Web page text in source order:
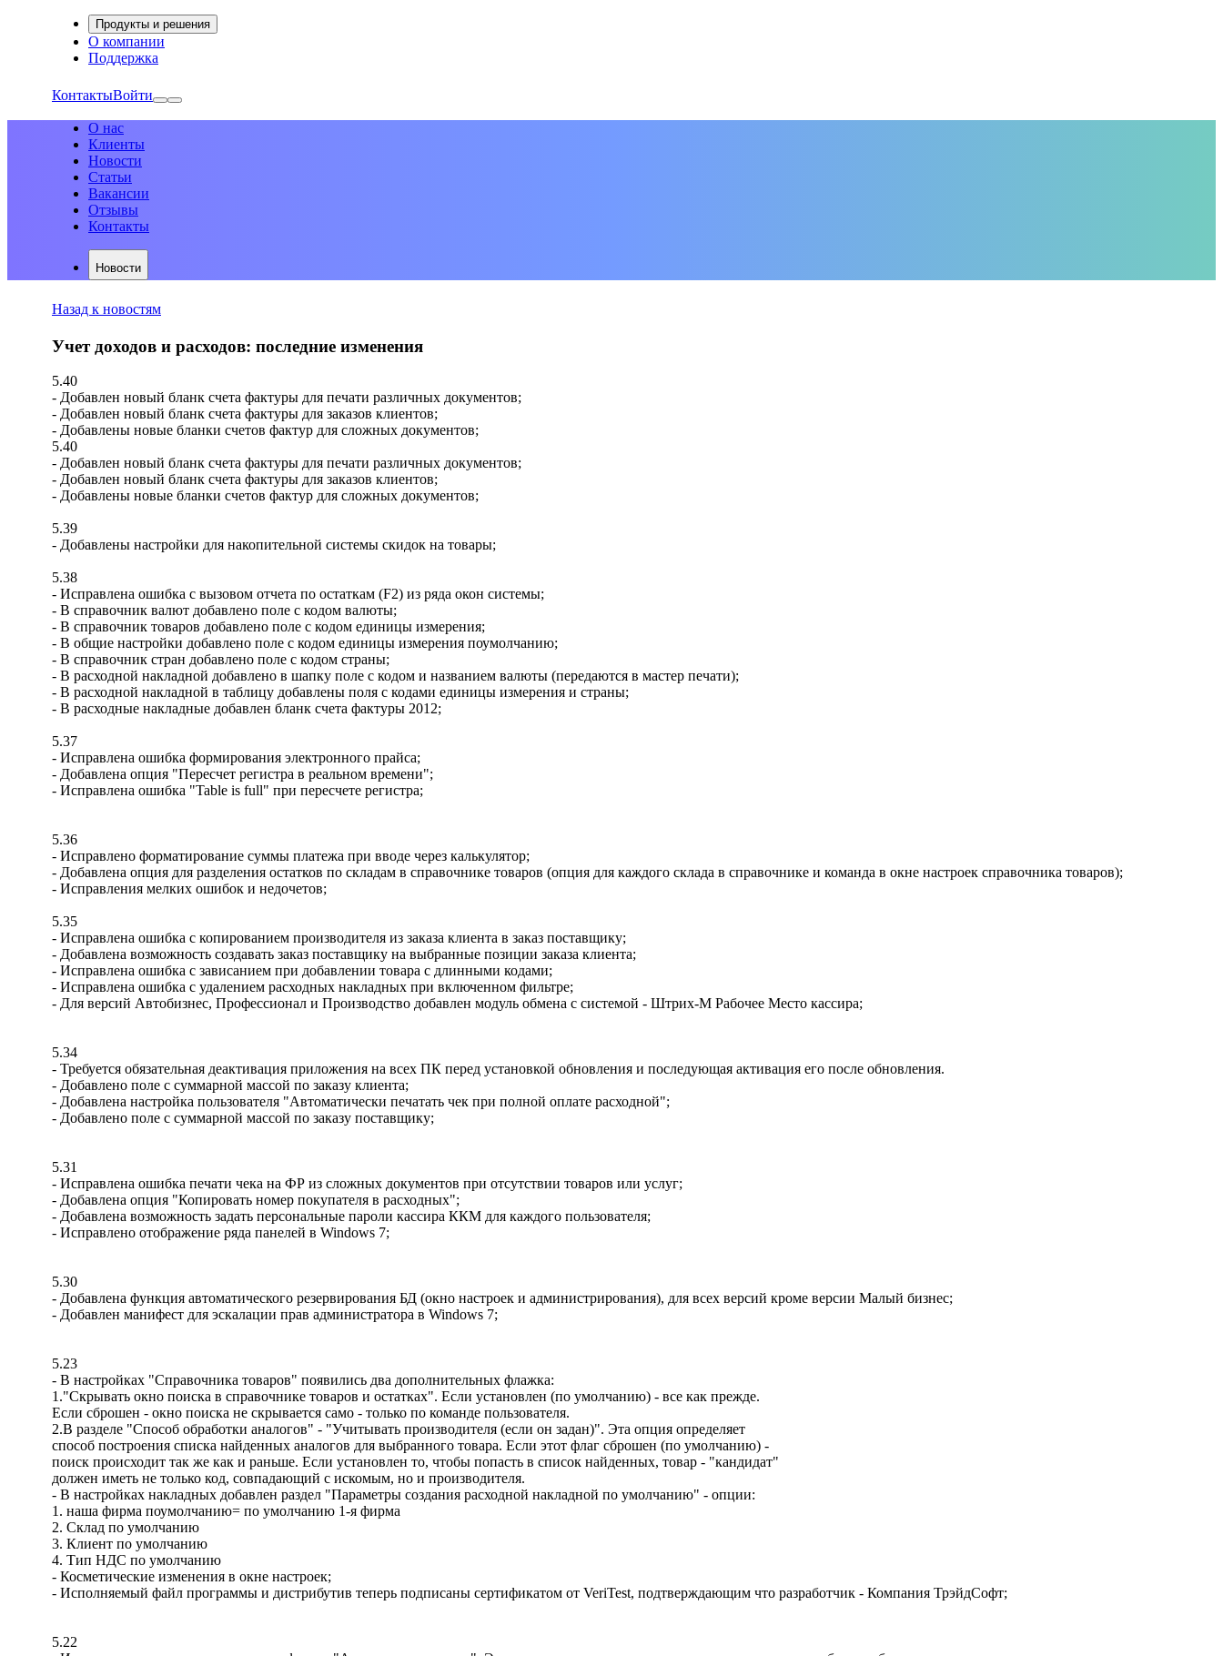
Продукты и решения
О компании
Поддержка
КонтактыВойти
О нас
Клиенты
Новости
Статьи
Вакансии
Отзывы
Контакты
Новости
Назад к новостям
Учет доходов и расходов: последние изменения
5.40
- Добавлен новый бланк счета фактуры для печати различных документов;
- Добавлен новый бланк счета фактуры для заказов клиентов;
- Добавлены новые бланки счетов фактур для сложных документов;
5.40
- Добавлен новый бланк счета фактуры для печати различных документов;
- Добавлен новый бланк счета фактуры для заказов клиентов;
- Добавлены новые бланки счетов фактур для сложных документов;
5.39
- Добавлены настройки для накопительной системы скидок на товары;
5.38
- Исправлена ошибка с вызовом отчета по остаткам (F2) из ряда окон системы;
- В справочник валют добавлено поле с кодом валюты;
- В справочник товаров добавлено поле с кодом единицы измерения;
- В общие настройки добавлено поле с кодом единицы измерения поумолчанию;
- В справочник стран добавлено поле с кодом страны;
- В расходной накладной добавлено в шапку поле с кодом и названием валюты (передаются в мастер печати);
- В расходной накладной в таблицу добавлены поля с кодами единицы измерения и страны;
- В расходные накладные добавлен бланк счета фактуры 2012;
5.37
- Исправлена ошибка формирования электронного прайса;
- Добавлена опция "Пересчет регистра в реальном времени";
- Исправлена ошибка "Table is full" при пересчете регистра;
5.36
- Исправлено форматирование суммы платежа при вводе через калькулятор;
- Добавлена опция для разделения остатков по складам в справочнике товаров (опция для каждого склада в справочнике и команда в окне настроек справочника товаров);
- Исправления мелких ошибок и недочетов;
5.35
- Исправлена ошибка с копированием производителя из заказа клиента в заказ поставщику;
- Добавлена возможность создавать заказ поставщику на выбранные позиции заказа клиента;
- Исправлена ошибка с зависанием при добавлении товара с длинными кодами;
- Исправлена ошибка с удалением расходных накладных при включенном фильтре;
- Для версий Автобизнес, Профессионал и Производство добавлен модуль обмена с системой - Штрих-М Рабочее Место кассира;
5.34
- Требуется обязательная деактивация приложения на всех ПК перед установкой обновления и последующая активация его после обновления.
- Добавлено поле с суммарной массой по заказу клиента;
- Добавлена настройка пользователя "Автоматически печатать чек при полной оплате расходной";
- Добавлено поле с суммарной массой по заказу поставщику;
5.31
- Исправлена ошибка печати чека на ФР из сложных документов при отсутствии товаров или услуг;
- Добавлена опция "Копировать номер покупателя в расходных";
- Добавлена возможность задать персональные пароли кассира ККМ для каждого пользователя;
- Исправлено отображение ряда панелей в Windows 7;
5.30
- Добавлена функция автоматического резервирования БД (окно настроек и администрирования), для всех версий кроме версии Малый бизнес;
- Добавлен манифест для эскалации прав администратора в Windows 7;
5.23
- В настройках "Справочника товаров" появились два дополнительных флажка:
1."Скрывать окно поиска в справочнике товаров и остатках". Если установлен (по умолчанию) - все как прежде.
Если сброшен - окно поиска не скрывается само - только по команде пользователя.
2.В разделе "Способ обработки аналогов" - "Учитывать производителя (если он задан)". Эта опция определяет
способ построения списка найденных аналогов для выбранного товара. Если этот флаг сброшен (по умолчанию) -
поиск происходит так же как и раньше. Если установлен то, чтобы попасть в список найденных, товар - "кандидат"
должен иметь не только код, совпадающий с искомым, но и производителя.
- В настройках накладных добавлен раздел "Параметры создания расходной накладной по умолчанию" - опции:
1. наша фирма поумолчанию= по умолчанию 1-я фирма
2. Склад по умолчанию
3. Клиент по умолчанию
4. Тип НДС по умолчанию
- Косметические изменения в окне настроек;
- Исполняемый файл программы и дистрибутив теперь подписаны сертификатом от VeriTest, подтверждающим что разработчик - Компания ТрэйдСофт;
5.22